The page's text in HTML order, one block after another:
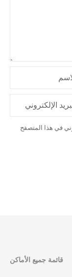
الإلكتروني
في هذا المتصفح
قائمة جميع الأماكن